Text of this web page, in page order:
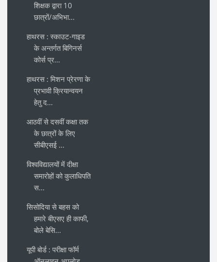
शिक्षक द्वारा 10
छात्रों/अभिभा...
हाथरस : स्काउट-गाइड
के अन्तर्गत बिगिनर्स
कोर्स प्र...
हाथरस : मिशन प्रेरणा के
प्रभावी क्रियान्वयन
हेतु द...
आठवीं से दसवीं कक्षा तक
के छात्रों के लिए
सीबीएसई ...
विश्वविद्यालयों में दीक्षा
समारोहों को कुलाधिपति
स...
सिसोदिया से बहस को
हमारे बीएसए ही काफी,
बोले बेसि...
यूपी बोर्ड : परीक्षा फॉर्म